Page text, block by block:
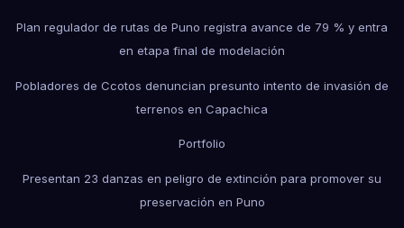
Plan regulador de rutas de Puno registra avance de 79 % y entra
en etapa final de modelación
Pobladores de Ccotos denuncian presunto intento de invasión de
terrenos en Capachica
Portfolio
Presentan 23 danzas en peligro de extinción para promover su
preservación en Puno